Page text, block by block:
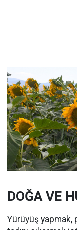
DOĞA VE
Yürüyüş yapmak,